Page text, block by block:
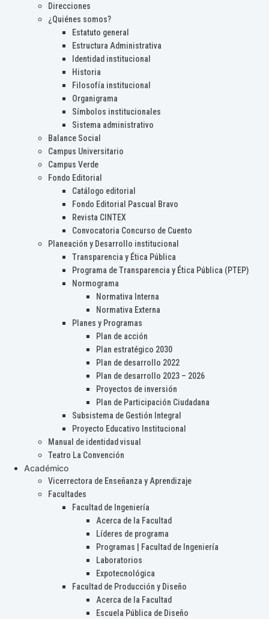
Direcciones
¿Quiénes somos?
Estatuto general
Estructura Administrativa
Identidad institucional
Historia
Filosofía institucional
Organigrama
Símbolos institucionales
Sistema administrativo
Balance Social
Campus Universitario
Campus Verde
Fondo Editorial
Catálogo editorial
Fondo Editorial Pascual Bravo
Revista CINTEX
Convocatoria Concurso de Cuento
Planeación y Desarrollo institucional
Transparencia y Ética Pública
Programa de Transparencia y Ética Pública (PTEP)
Normograma
Normativa Interna
Normativa Externa
Planes y Programas
Plan de acción
Plan estratégico 2030
Plan de desarrollo 2022
Plan de desarrollo 2023 – 2026
Proyectos de inversión
Plan de Participación Ciudadana
Subsistema de Gestión Integral
Proyecto Educativo Institucional
Manual de identidad visual
Teatro La Convención
Académico
Vicerrectora de Enseñanza y Aprendizaje
Facultades
Facultad de Ingeniería
Acerca de la Facultad
Líderes de programa
Programas | Facultad de Ingeniería
Laboratorios
Expotecnológica
Facultad de Producción y Diseño
Acerca de la Facultad
Escuela Pública de Diseño